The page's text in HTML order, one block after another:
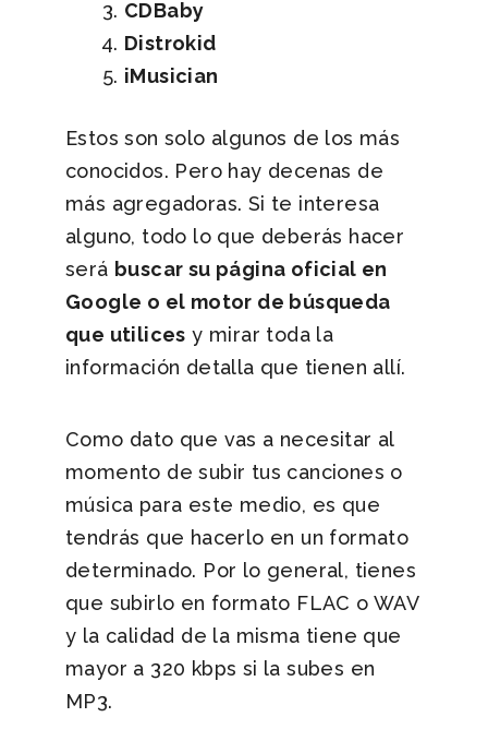
CDBaby
Distrokid
iMusician
Estos son solo algunos de los más
conocidos. Pero hay decenas de
más agregadoras. Si te interesa
alguno, todo lo que deberás hacer
será buscar su página oficial en
Google o el motor de búsqueda
que utilices y mirar toda la
información detalla que tienen allí.
Como dato que vas a necesitar al
momento de subir tus canciones o
música para este medio, es que
tendrás que hacerlo en un formato
determinado. Por lo general, tienes
que subirlo en formato FLAC o WAV
y la calidad de la misma tiene que
mayor a 320 kbps si la subes en
MP3.